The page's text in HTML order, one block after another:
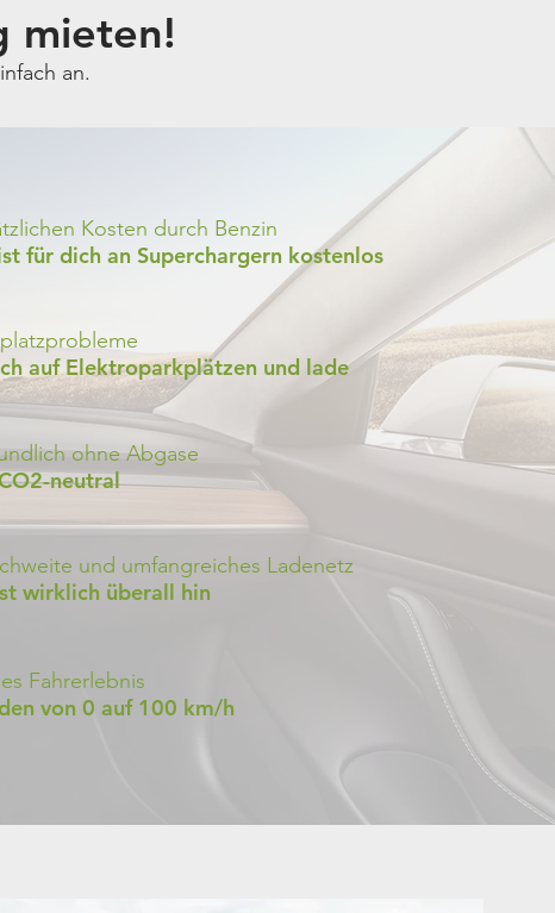
mieten!
an.
Kosten durch Benzin
für dich an Superchargern kostenlos
auf Elektroparkplätzen und lade
ohne Abgase
neutral
und umfangreiches Ladenetz
wirklich überall hin
Fahrerlebnis
von 0 auf 100 km/h